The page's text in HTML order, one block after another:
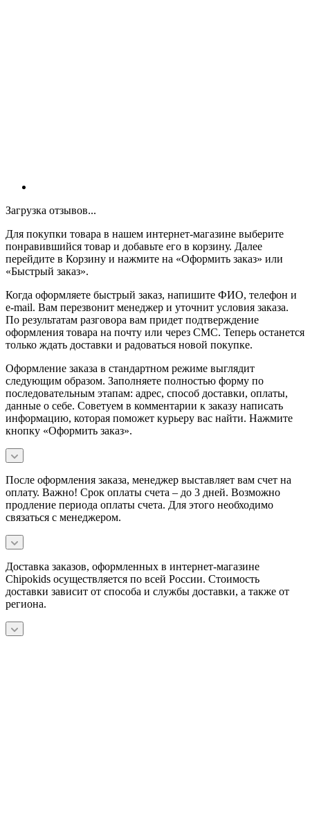
Загрузка отзывов...
Для покупки товара в нашем интернет-магазине выберите
понравившийся товар и добавьте его в корзину. Далее
перейдите в Корзину и нажмите на «Оформить заказ» или
«Быстрый заказ».
Когда оформляете быстрый заказ, напишите ФИО, телефон и
e-mail. Вам перезвонит менеджер и уточнит условия заказа.
По результатам разговора вам придет подтверждение
оформления товара на почту или через СМС. Теперь останется
только ждать доставки и радоваться новой покупке.
Оформление заказа в стандартном режиме выглядит
следующим образом. Заполняете полностью форму по
последовательным этапам: адрес, способ доставки, оплаты,
данные о себе. Советуем в комментарии к заказу написать
информацию, которая поможет курьеру вас найти. Нажмите
кнопку «Оформить заказ».
После оформления заказа, менеджер выставляет вам счет на
оплату. Важно! Срок оплаты счета – до 3 дней. Возможно
продление периода оплаты счета. Для этого необходимо
связаться с менеджером.
Доставка заказов, оформленных в интернет-магазине
Chipokids осуществляется по всей России. Стоимость
доставки зависит от способа и службы доставки, а также от
региона.